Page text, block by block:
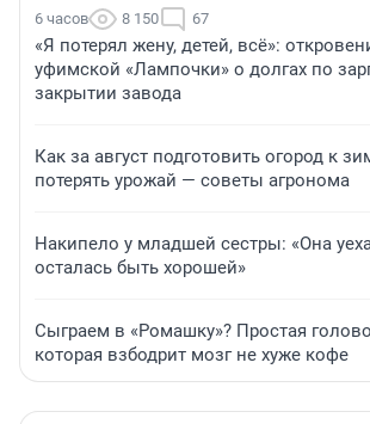
6 часов 8 150 67
«Я потерял жену, детей, всё»:
уфимской «Лампочки» о долгах по
закрытии завода
Как за август подготовить огород к
потерять урожай — советы агронома
Накипело у младшей сестры: «Она
осталась быть хорошей»
Сыграем в «Ромашку»? Простая
которая взбодрит мозг не хуже кофе